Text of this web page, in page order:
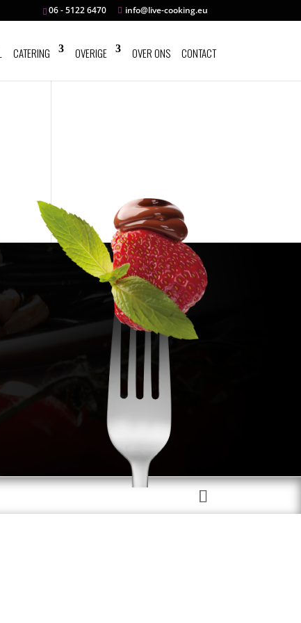
06 - 5122 6470 info@live-cooking.eu
CATERING OVERIGE OVER ONS CONTACT